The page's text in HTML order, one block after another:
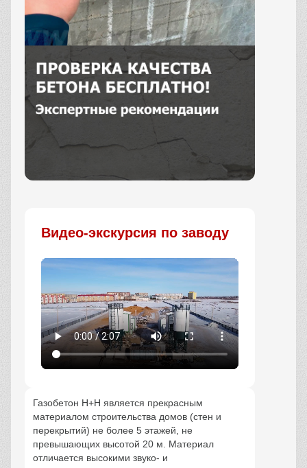
Видео-экскурсия по заводу
Газобетон Н+Н является прекрасным
материалом строительства домов (стен и
перекрытий) не более 5 этажей, не
превышающих высотой 20 м. Материал
отличается высокими звуко- и